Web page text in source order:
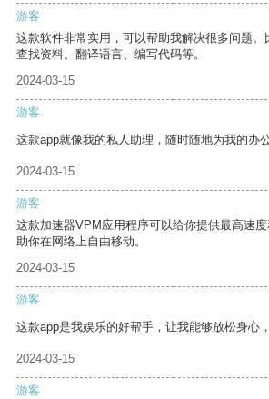
游客
这款软件非常实用，可以帮助我解决很多问题
查找资料、翻译语言、编写代码等。
2024-03-15
游客
这款app就像我的私人助理，随时随地为我的办
2024-03-15
游客
这款加速器VPM应用程序可以给你提供最高速
助你在网络上自由移动。
2024-03-15
游客
这款app是我娱乐的好帮手，让我能够放松身心
2024-03-15
游客